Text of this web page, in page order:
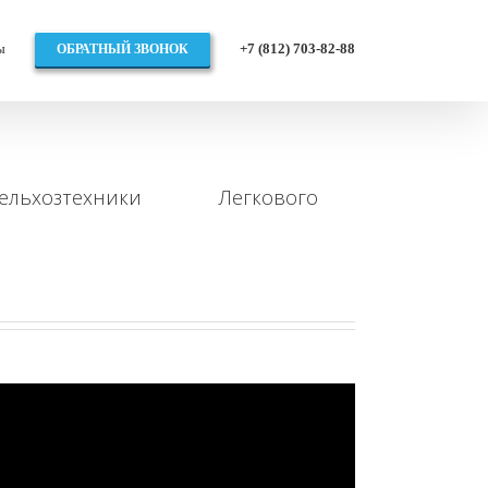
ОБРАТНЫЙ ЗВОНОК +7 (812) 703-82-88
Легкового